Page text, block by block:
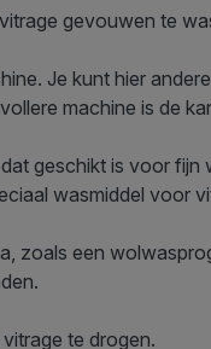
gevouwen te
Je kunt hier
machine is de
geschikt is voor
wasmiddel voor
zoals een
te drogen.